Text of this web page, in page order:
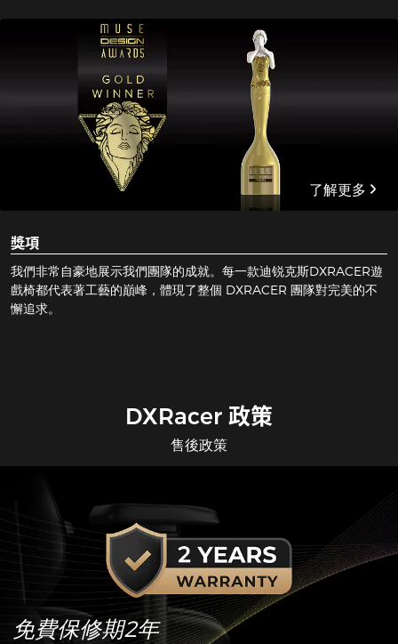
了解更多
獎項
我們非常自豪地展示我們團隊的成就。每一款迪锐克斯DXRACER遊
戲椅都代表著工藝的巔峰，體現了整個 DXRACER 團隊對完美的不
懈追求。
DXRacer 政策
售後政策
免費保修期2年